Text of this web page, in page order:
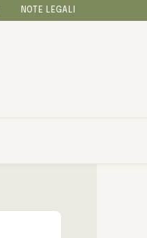
NOTE LEGALI